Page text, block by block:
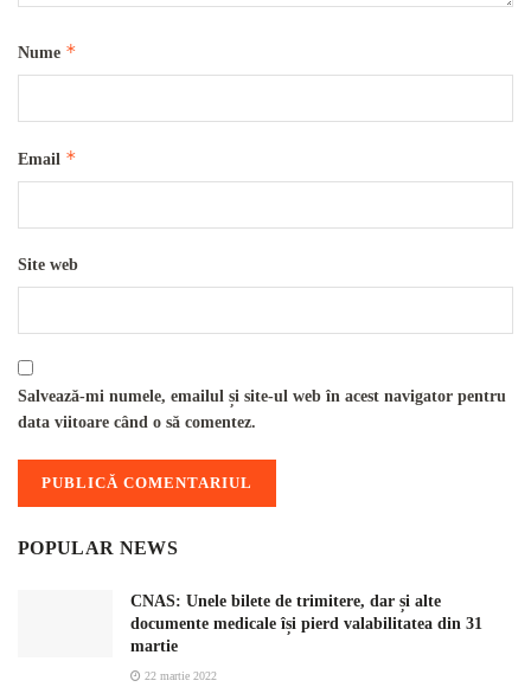
Nume *
Email *
Site web
Salvează-mi numele, emailul și site-ul web în acest navigator pentru
data viitoare când o să comentez.
POPULAR NEWS
CNAS: Unele bilete de trimitere, dar și alte
documente medicale își pierd valabilitatea din 31
martie
22 martie 2022